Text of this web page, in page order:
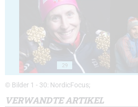
29
© Bilder 1 - 30: NordicFocus;
VERWANDTE ARTIKEL